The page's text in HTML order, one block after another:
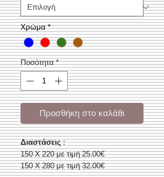
Χρώμα *
Ποσότητα *
Προσθήκη στο καλάθι
Διαστάσεις:
150 Χ 220 με τιμή 25.00€
150 Χ 280 με τιμή 32.00€